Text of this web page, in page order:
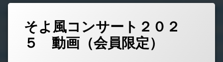
そよ風コンサート２０２
５ 動画（会員限定）